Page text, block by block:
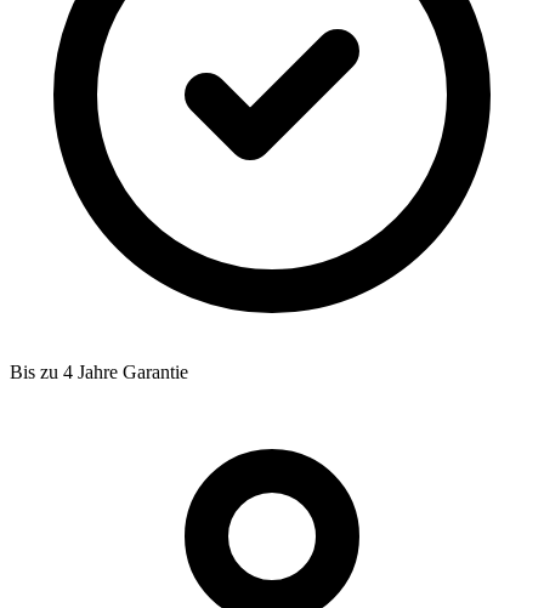
Bis zu 4 Jahre Garantie